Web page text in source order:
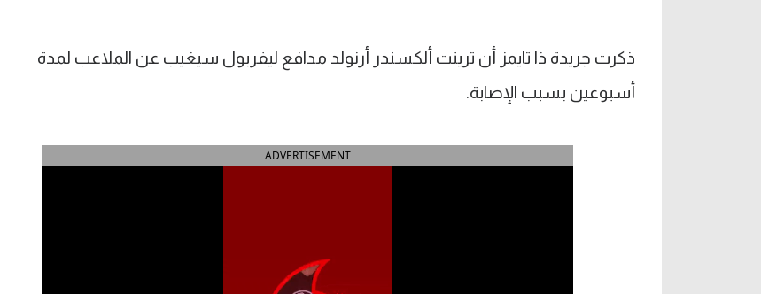
ذكرت جريدة ذا تايمز أن ترينت ألكسندر أرنولد مدافع ليفربول سيغيب عن الملاعب لمدة
أسبوعين بسبب الإصابة.
ADVERTISEMENT